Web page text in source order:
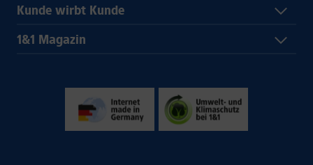
Kunde wirbt Kunde
1&1 Magazin